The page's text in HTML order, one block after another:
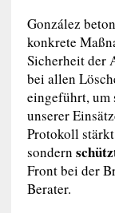
González
konkrete
Sicherheit der
bei allen
eingeführt, um
unserer
Protokoll
sondern
Front bei der
Berater.